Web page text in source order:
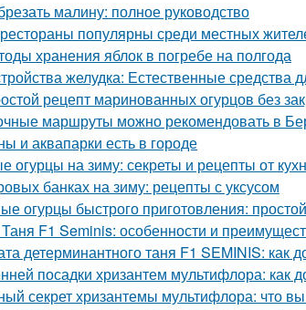
малину: полное руководство
популярны среди местных
хранения яблок в погребе на полгода
желудка: Естественные
рецепт маринованных огурцов без
маршруты можно рекомендовать в
и аквапарки есть в городе
огурцы на зиму: секреты и рецепты от
банках на зиму: рецепты с уксусом
огурцы быстрого приготовления:
F1 Seminis: особенности и
детерминантного таня F1 SEMINIS: как
посадки хризантем мультифлора: как
секрет хризантемы мультифлора: что вы